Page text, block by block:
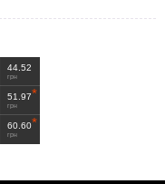
44.52
грн
51.97
грн
60.60
грн